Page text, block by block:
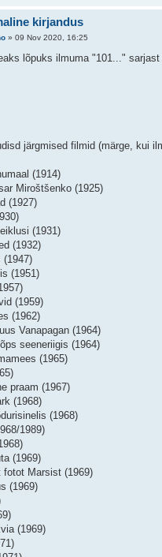
kirjandus
» 09 Nov 2020, 16:25
lõpuks ilmuma "101..."
järgmised filmid (märge, kui
(1914)
Miroštšenko (1925)
(1927)
(1931)
(1932)
(1947)
(1951)
(1959)
(1962)
Vanapagan (1964)
seeneriigis (1964)
(1965)
praam (1967)
(1968)
(1968)
1989)
(1969)
fotot Marsist (1969)
(1969)
(1969)